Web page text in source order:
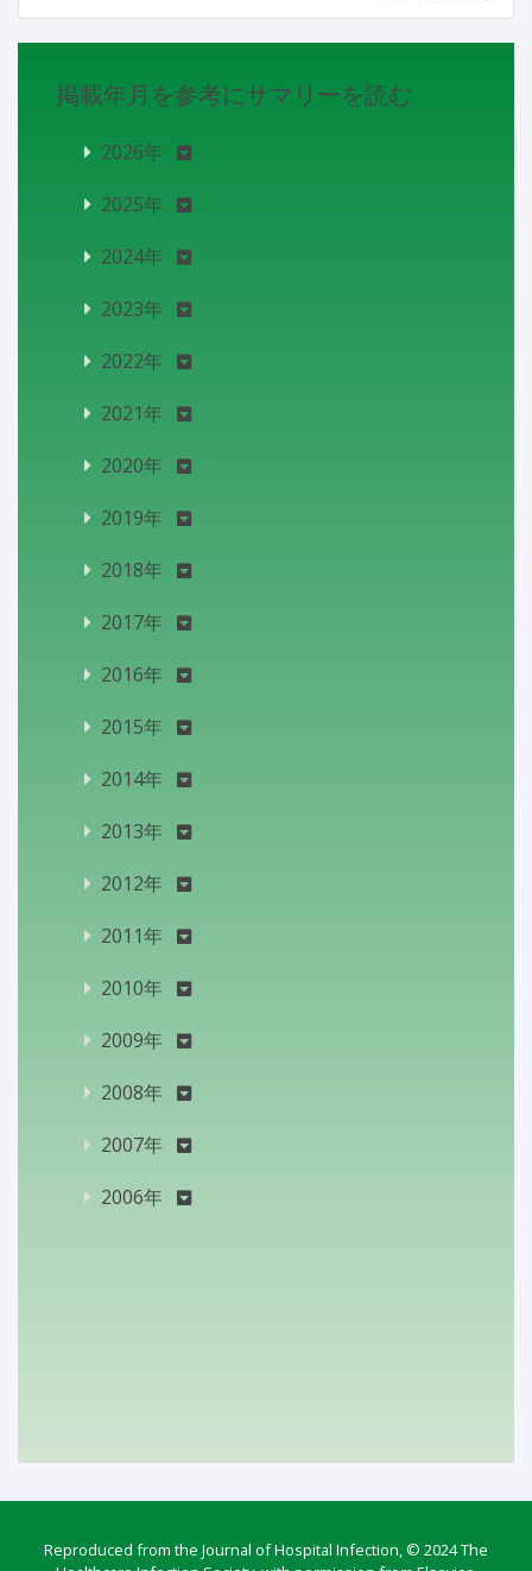
掲載年月を参考にサマリーを読む
2026年
2025年
2024年
2023年
2022年
2021年
2020年
2019年
2018年
2017年
2016年
2015年
2014年
2013年
2012年
2011年
2010年
2009年
2008年
2007年
2006年
Reproduced from the Journal of Hospital Infection, © 2024 The